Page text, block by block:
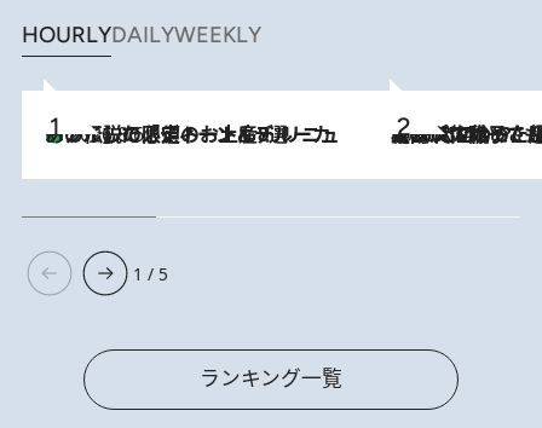
HOURLYDAILYWEEKLY
2026.8.6
あの伝説の限定トートも！ リニューアルした「ディーン＆デルーカ ハワイ」で必須のお土産8選 2026.8.5
【阿川佐和子さんの年とる力】なぜ70代で始めた趣味は“こんなに楽しい”のか？ ピアノ、俳句…スランプに陥っても続けられる“ある秘訣”とは
1 / 5
ランキング一覧